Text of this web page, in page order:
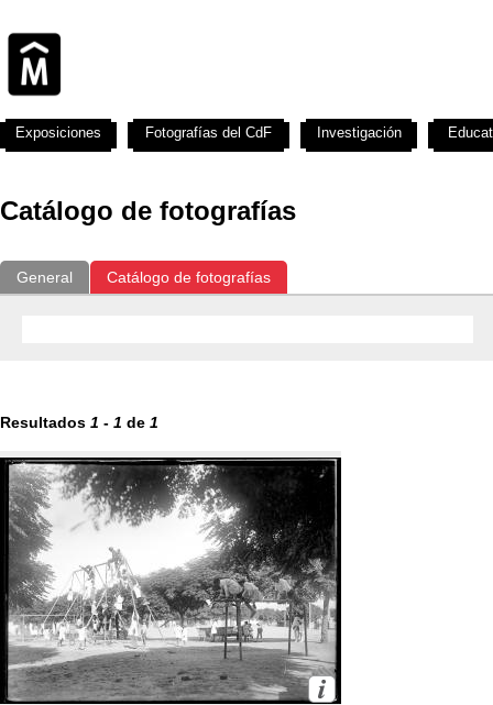
Catálogo de fotografías
General Catálogo de fotografías
Resultados 1 - 1 de 1
Exposiciones Fotografías del CdF Investigación